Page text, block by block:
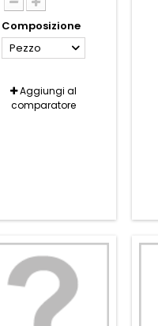
Composizione
Pezzo
Aggiungi al
comparatore